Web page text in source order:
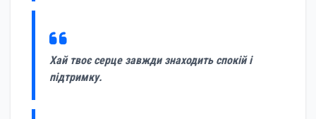
Хай твоє серце завжди знаходить спокій і
підтримку.